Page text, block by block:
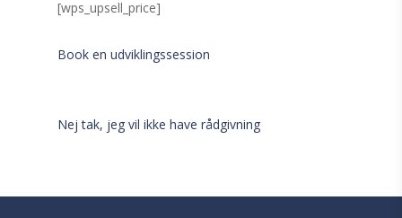
[wps_upsell_price]
Book en udviklingssession
Nej tak, jeg vil ikke have rådgivning